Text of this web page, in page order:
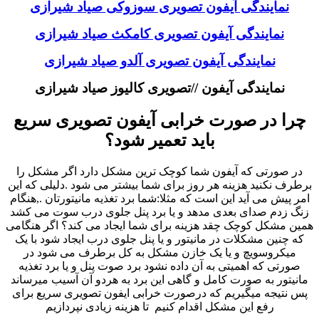
نمایندگی آیفون تصویری سوزوکی صیاد شیرازی
نمایندگی آیفون تصویری کامکث صیاد شیرازی
نمایندگی آیفون تصویری آلدو صیاد شیرازی
نمایندگی آیفون //تصویری کالیوز صیاد شیرازی
چرا در صورت خرابی آیفون تصویری سریع
باید تعمیر شود؟
در صورتی که آیفون شما کوچک ترین مشکل دارد اگر مشکل را
برطرف نکنید هزینه هر روز برای شما بیشتر می شود .دلیلی که این
امر پیش می آید این است که مثلا:شما برد تغذیه مانیتورتان .,هنگام
زنگ زدم صدای بعدی مدهد و یا برد پنل جلوی درب سوت می کشد
همین مشکل کوچک چقد هزینه برای شما ایجاد می کند؟ اگر هنگامی
که چنین مشکلات در مانیتور و یا پنل جلوی درب ایجاد شود با یک
میکروسویچ و یا یک خازن مشکل به کل برطرف می شود در
صورتی که اهمیتی به آن داده نشود برد صوت پنل و یا برد تغذیه
مانیتور به صورت کامل و گاهی این برد به هردو آن آسیب میرساند
پس نتیجه میگیریم که درصورت خرابی ایفون تصویری سریع برای
رفع این مشکل اقدام کنیم تا هزینه زیادی نپردازیم